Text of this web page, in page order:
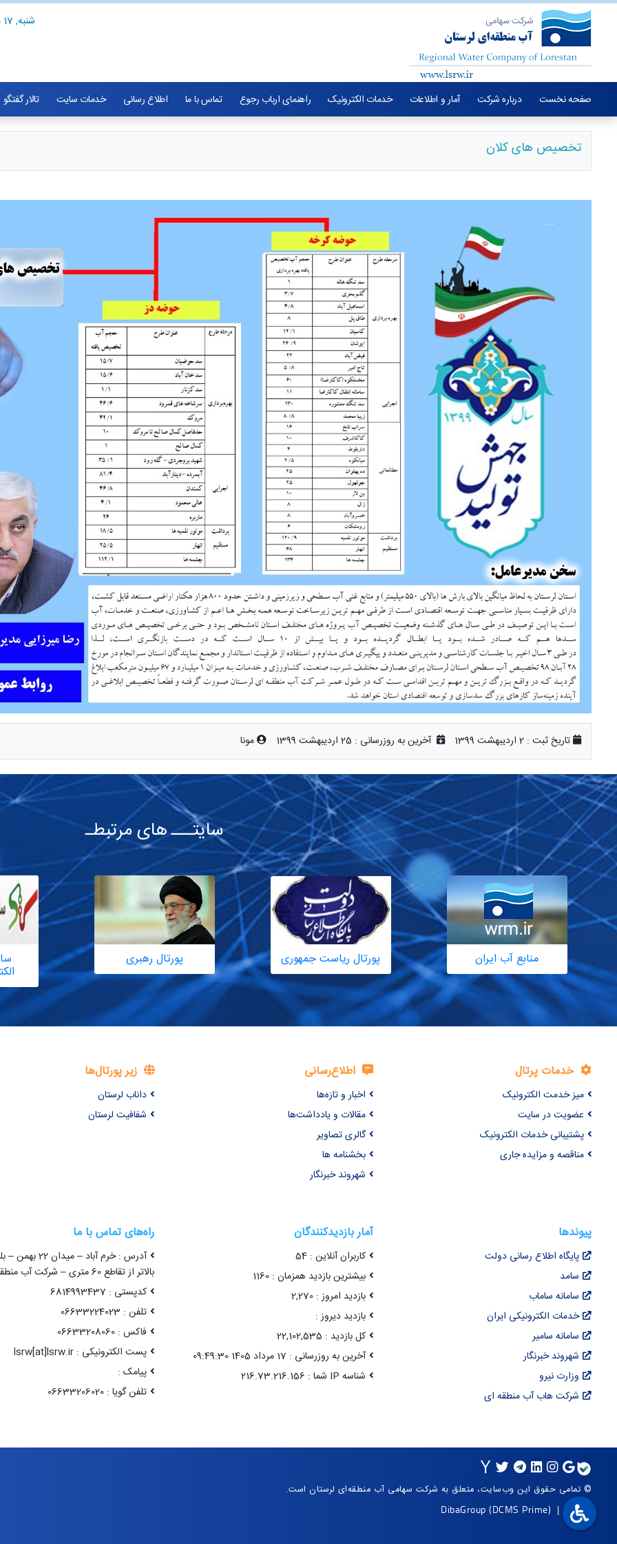
شنبه, 17 مرداد 1405
صفحه نخست درباره شرکت آمار و اطلاعات خدمات الکترونیک راهنمای ارباب رجوع تماس با ما اطلاع رسانی خدمات سایت تالار گفتگو
تخصیص های کلان
تاریخ ثبت : 2 اردیبهشت 1399 آخرین به روزرسانی : 25 اردیبهشت 1399 مونا
سایتـــ های مرتبطـ
منابع آب ایران پورتال ریاست جمهوری پورتال رهبری
خدمات پرتال
میز خدمت الکترونیک
عضویت در سایت
پشتیبانی خدمات الکترونیک
مناقصه و مزایده جاری
اطلاع‌رسانی
اخبار و تازه‌ها
مقالات و یادداشت‌ها
گالری تصاویر
بخشنامه ها
شهروند خبرنگار
زیر پورتال‌ها
داناب لرستان
شفافیت لرستان
پیوندها
پایگاه اطلاع رسانی دولت
سامد
سامانه ساماب
خدمات الکترونیکی ایران
سامانه سامیر
شهروند خبرنگار
وزارت نیرو
شرکت هاب آب منطقه ای
آمار بازدیدکنندگان
کاربران آنلاین : 54
بیشترین بازدید همزمان : 1160
بازدید امروز : 2,270
بازدید دیروز :
کل بازدید : 22,102,535
آخرین به روزرسانی : 17 مرداد 1405 09:49:30
شناسه IP شما : 216.73.216.156
راه‌های تماس با ما
آدرس : خرم آباد –
بالاتر از تقاطع 60 متری – شرکت آب منطقه ای لرستان
کدپستی : 6814993437
تلفن : 06633224023
فاکس : 06633208060
پست الکترونیکی : lsrw[at]lsrw.ir
پیامک :
تلفن گویا : 06633206020
© تمامی حقوق این وب‌سایت، متعلق به شرکت سهامی آب منطقه‌ای لرستان است.
DibaGroup (DCMS Prime) | Arvan